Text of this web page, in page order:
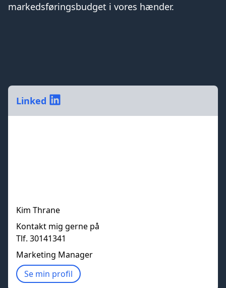
markedsføringsbudget i vores hænder.
Linked
Kim Thrane
Kontakt mig gerne på
Tlf. 30141341
Marketing Manager
Se min profil